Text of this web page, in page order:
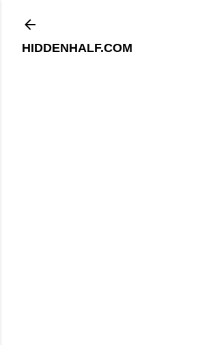
HIDDENHALF.COM